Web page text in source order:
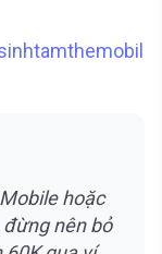
hoặc
nên bỏ